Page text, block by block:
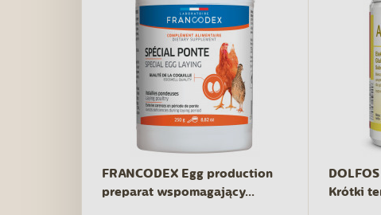
FRANCODEX Egg production
preparat wspomagający...
Krótki